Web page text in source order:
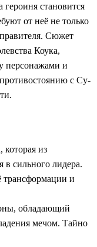
становится
от неё не только
Сюжет
Коука,
персонажами и
с Су-
которая из
в сильного лидера.
трансформации и
обладающий
мечом. Тайно